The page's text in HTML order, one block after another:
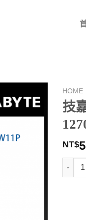
HOME
技
NT$
技嘉